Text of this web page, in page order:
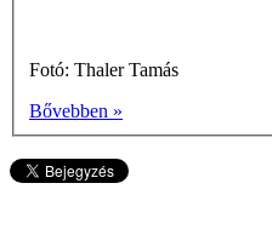
Fotó: Thaler Tamás
Bővebben »